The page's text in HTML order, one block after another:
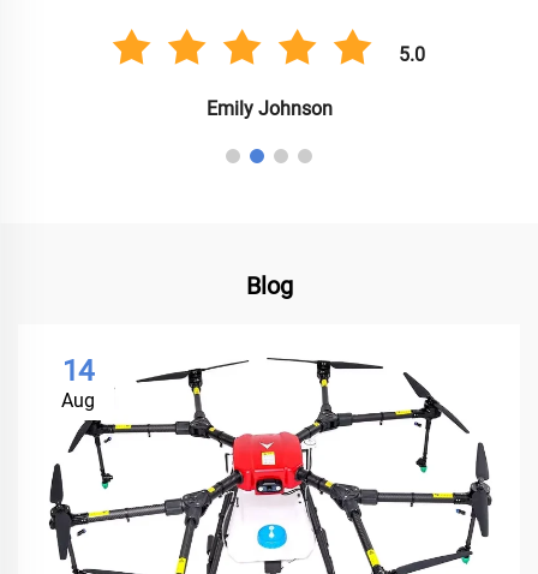
5.0
Emily Johnson
Blog
14
Aug